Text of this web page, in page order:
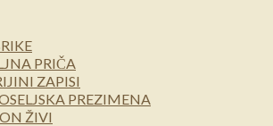
PRIČA
ZAPISI
PREZIMENA
ŽIVI